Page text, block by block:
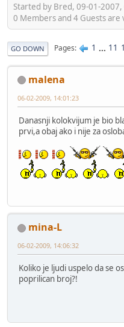
Started by Bred, 09-01-2007,
0 Members and 4 Guests are
GO DOWN Pages 1 ... 11
malena
06-02-2009, 14:01:23
Danasnji kolokvijum je bio
prvi,a obaj ako i nije za
mina-L
06-02-2009, 14:06:32
Koliko je ljudi uspelo da se
poprilican broj?!